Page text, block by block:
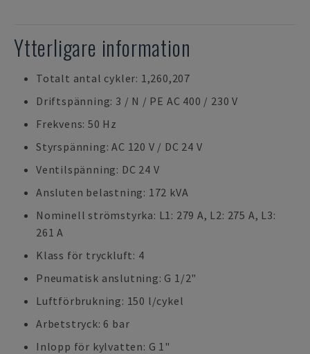
Ytterligare information
Totalt antal cykler: 1,260,207
Driftspänning: 3 / N / PE AC 400 / 230 V
Frekvens: 50 Hz
Styrspänning: AC 120 V / DC 24 V
Ventilspänning: DC 24 V
Ansluten belastning: 172 kVA
Nominell strömstyrka: L1: 279 A, L2: 275 A, L3:
261 A
Klass för tryckluft: 4
Pneumatisk anslutning: G 1/2"
Luftförbrukning: 150 l/cykel
Arbetstryck: 6 bar
Inlopp för kylvatten: G 1"